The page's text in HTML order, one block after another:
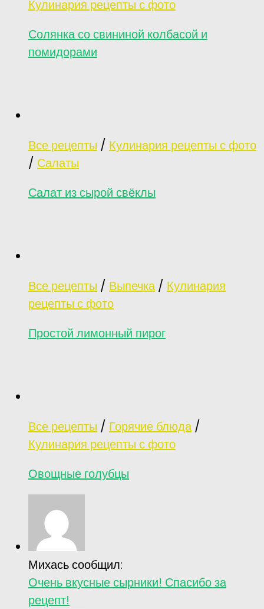
Кулинария рецепты с фото
Солянка со свининой колбасой и
помидорами
Все рецепты / Кулинария рецепты с фото
/ Салаты
Салат из сырой свёклы
Все рецепты / Выпечка/ Кулинария
рецепты с фото
Простой лимонный пирог
Все рецепты / Горячие блюда/
Кулинария рецепты с фото
Овощные голубцы
Михась сообщил:
Очень вкусные сырники! Спасибо за
рецепт!